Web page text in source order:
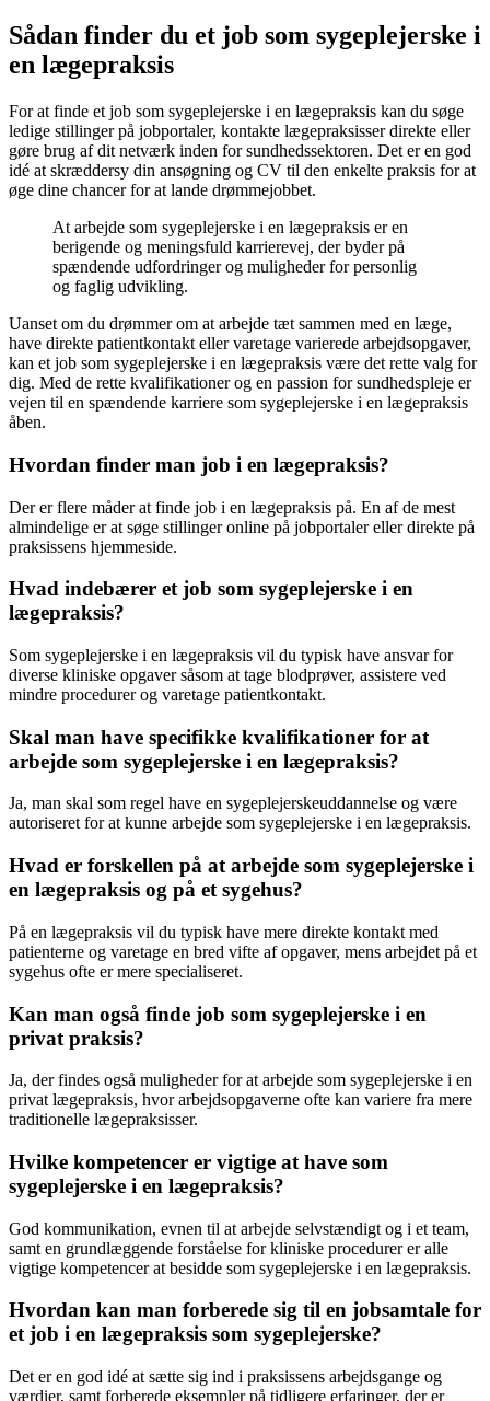
Sådan finder du et job som sygeplejerske i
en lægepraksis
For at finde et job som sygeplejerske i en lægepraksis kan du søge
ledige stillinger på jobportaler, kontakte lægepraksisser direkte eller
gøre brug af dit netværk inden for sundhedssektoren. Det er en god
idé at skræddersy din ansøgning og CV til den enkelte praksis for at
øge dine chancer for at lande drømmejobbet.
At arbejde som sygeplejerske i en lægepraksis er en
berigende og meningsfuld karrierevej, der byder på
spændende udfordringer og muligheder for personlig
og faglig udvikling.
Uanset om du drømmer om at arbejde tæt sammen med en læge,
have direkte patientkontakt eller varetage varierede arbejdsopgaver,
kan et job som sygeplejerske i en lægepraksis være det rette valg for
dig. Med de rette kvalifikationer og en passion for sundhedspleje er
vejen til en spændende karriere som sygeplejerske i en lægepraksis
åben.
Hvordan finder man job i en lægepraksis?
Der er flere måder at finde job i en lægepraksis på. En af de mest
almindelige er at søge stillinger online på jobportaler eller direkte på
praksissens hjemmeside.
Hvad indebærer et job som sygeplejerske i en
lægepraksis?
Som sygeplejerske i en lægepraksis vil du typisk have ansvar for
diverse kliniske opgaver såsom at tage blodprøver, assistere ved
mindre procedurer og varetage patientkontakt.
Skal man have specifikke kvalifikationer for at
arbejde som sygeplejerske i en lægepraksis?
Ja, man skal som regel have en sygeplejerskeuddannelse og være
autoriseret for at kunne arbejde som sygeplejerske i en lægepraksis.
Hvad er forskellen på at arbejde som sygeplejerske i
en lægepraksis og på et sygehus?
På en lægepraksis vil du typisk have mere direkte kontakt med
patienterne og varetage en bred vifte af opgaver, mens arbejdet på et
sygehus ofte er mere specialiseret.
Kan man også finde job som sygeplejerske i en
privat praksis?
Ja, der findes også muligheder for at arbejde som sygeplejerske i en
privat lægepraksis, hvor arbejdsopgaverne ofte kan variere fra mere
traditionelle lægepraksisser.
Hvilke kompetencer er vigtige at have som
sygeplejerske i en lægepraksis?
God kommunikation, evnen til at arbejde selvstændigt og i et team,
samt en grundlæggende forståelse for kliniske procedurer er alle
vigtige kompetencer at besidde som sygeplejerske i en lægepraksis.
Hvordan kan man forberede sig til en jobsamtale for
et job i en lægepraksis som sygeplejerske?
Det er en god idé at sætte sig ind i praksissens arbejdsgange og
værdier, samt forberede eksempler på tidligere erfaringer, der er